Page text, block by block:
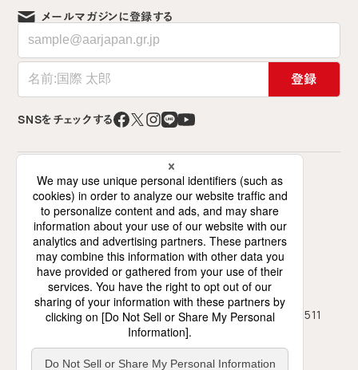
メールマガジンに登録する
登録
SNSをチェックする
特定非営利活動法人 難民を助ける会（AAR Japan）
〒141-0021 東京都品川区上大崎2-12-2
ミズホビル7階（交流スペースは6階）
フリーダイヤル 0120-786-746 TEL 03-5423-4511
03-5423-4450
受付